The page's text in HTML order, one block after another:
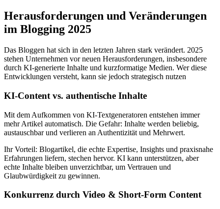
Herausforderungen und Veränderungen
im Blogging 2025
Das Bloggen hat sich in den letzten Jahren stark verändert. 2025
stehen Unternehmen vor neuen Herausforderungen, insbesondere
durch KI-generierte Inhalte und kurzformatige Medien. Wer diese
Entwicklungen versteht, kann sie jedoch strategisch nutzen
KI-Content vs. authentische Inhalte
Mit dem Aufkommen von KI-Textgeneratoren entstehen immer
mehr Artikel automatisch. Die Gefahr: Inhalte werden beliebig,
austauschbar und verlieren an Authentizität und Mehrwert.
Ihr Vorteil: Blogartikel, die echte Expertise, Insights und praxisnahe
Erfahrungen liefern, stechen hervor. KI kann unterstützen, aber
echte Inhalte bleiben unverzichtbar, um Vertrauen und
Glaubwürdigkeit zu gewinnen.
Konkurrenz durch Video & Short-Form Content